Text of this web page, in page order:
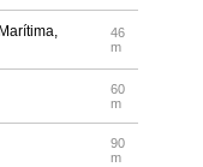
46
m
60
m
90
m